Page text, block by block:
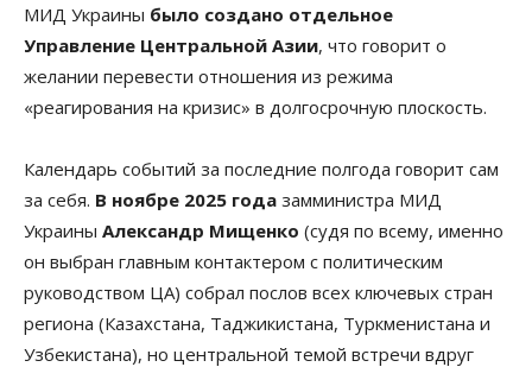
МИД Украины было создано отдельное
Управление Центральной Азии, что говорит о
желании перевести отношения из режима
«реагирования на кризис» в долгосрочную плоскость.
Календарь событий за последние полгода говорит сам
за себя. В ноябре 2025 года замминистра МИД
Украины Александр Мищенко (судя по всему, именно
он выбран главным контактером с политическим
руководством ЦА) собрал послов всех ключевых стран
региона (Казахстана, Таджикистана, Туркменистана и
Узбекистана), но центральной темой встречи вдруг